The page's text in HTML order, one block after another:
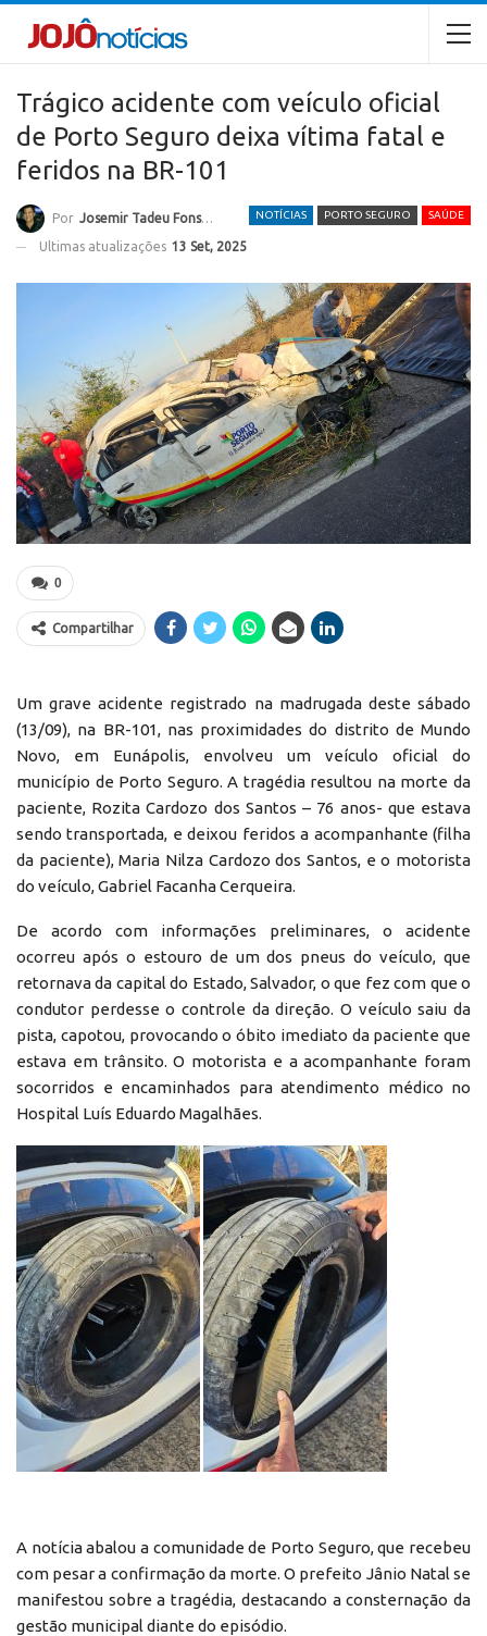
Trágico acidente com veículo oficial
de Porto Seguro deixa vítima fatal e
feridos na BR-101
NOTÍCIAS PORTO SEGURO SAÚDE
Por Josemir Tadeu Fonseca
Ultimas atualizações 13 Set, 2025
0
Compartilhar
Um grave acidente registrado na madrugada deste sábado
(13/09), na BR-101, nas proximidades do distrito de Mundo
Novo, em Eunápolis, envolveu um veículo oficial do
município de Porto Seguro. A tragédia resultou na morte da
paciente, Rozita Cardozo dos Santos – 76 anos- que estava
sendo transportada, e deixou feridos a acompanhante (filha
da paciente), Maria Nilza Cardozo dos Santos, e o motorista
do veículo, Gabriel Facanha Cerqueira.
De acordo com informações preliminares, o acidente
ocorreu após o estouro de um dos pneus do veículo, que
retornava da capital do Estado, Salvador, o que fez com que o
condutor perdesse o controle da direção. O veículo saiu da
pista, capotou, provocando o óbito imediato da paciente que
estava em trânsito. O motorista e a acompanhante foram
socorridos e encaminhados para atendimento médico no
Hospital Luís Eduardo Magalhães.
A notícia abalou a comunidade de Porto Seguro, que recebeu
com pesar a confirmação da morte. O prefeito Jânio Natal se
manifestou sobre a tragédia, destacando a consternação da
gestão municipal diante do episódio.